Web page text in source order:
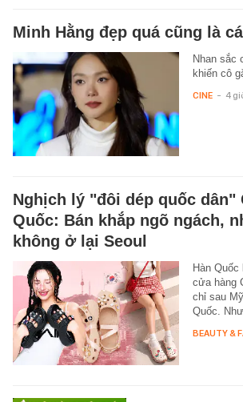
Minh Hằng đẹp quá cũng là
Nhan sắc
khiến cô
CINE - 4
Nghịch lý "đôi dép quốc dân"
Quốc: Bán khắp ngõ ngách,
không ở lại Seoul
Hàn
cửa hàng
chỉ sau
Quốc.
BEAUTY &